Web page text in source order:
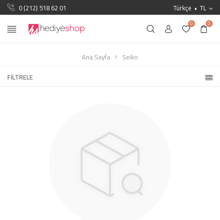
0 (212) 518 62 01 Türkçe TL
0 0
Ana Sayfa
Seiko
FILTRELE